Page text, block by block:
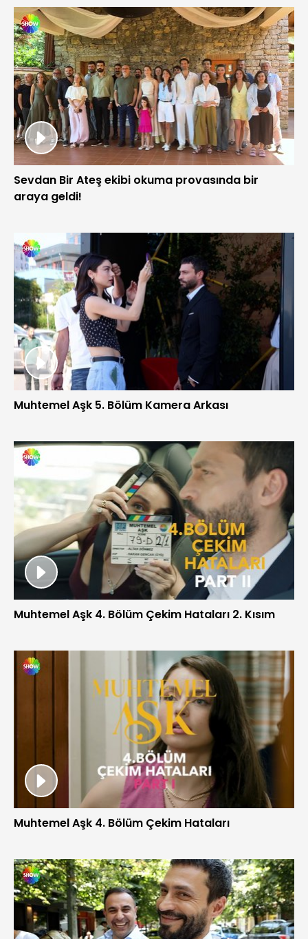
Sevdan Bir Ateş ekibi okuma provasında bir
araya geldi!
Muhtemel Aşk 5. Bölüm Kamera Arkası
Muhtemel Aşk 4. Bölüm Çekim Hataları 2. Kısım
Muhtemel Aşk 4. Bölüm Çekim Hataları